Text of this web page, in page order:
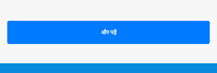
और पढ़ें